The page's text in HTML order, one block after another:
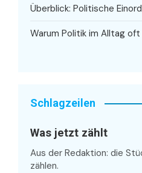
Überblick: Politische
Warum Politik im Alltag
Schlagzeilen
Was jetzt zählt
Aus der Redaktion: die
zählen.